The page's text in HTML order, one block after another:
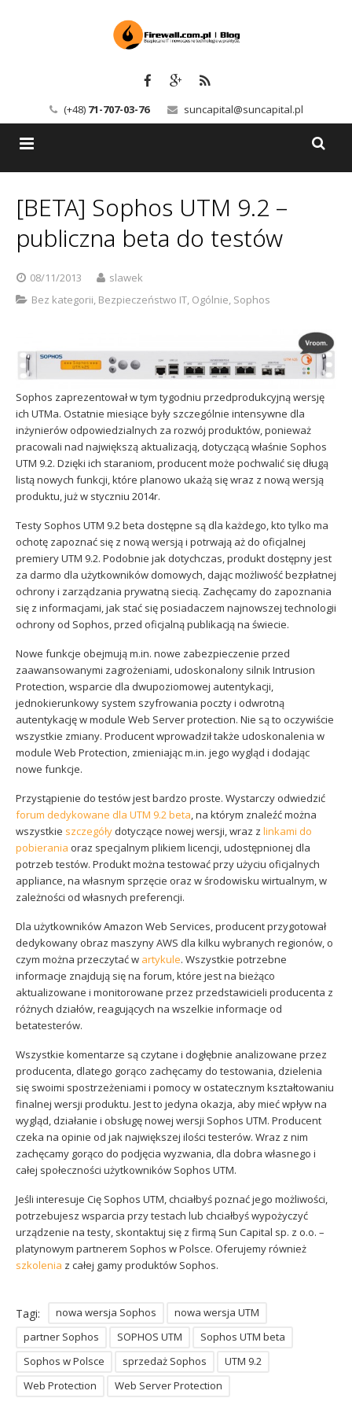
(+48) 71-707-03-76 suncapital@suncapital.pl
Backup-Solutions
Kerio
Sophos
Usługi
Szkolenia
Polityka prywatności
[BETA] Sophos UTM 9.2 –
publiczna beta do testów
08/11/2013
slawek
Bez kategorii, Bezpieczeństwo IT, Ogólnie, Sophos
Sophos zaprezentował w tym tygodniu przedprodukcyjną wersję
ich UTMa. Ostatnie miesiące były szczególnie intensywne dla
inżynierów odpowiedzialnych za rozwój produktów, ponieważ
pracowali nad największą aktualizacją, dotyczącą właśnie Sophos
UTM 9.2. Dzięki ich staraniom, producent może pochwalić się długą
listą nowych funkcji, które planowo ukażą się wraz z nową wersją
produktu, już w styczniu 2014r.
Testy Sophos UTM 9.2 beta dostępne są dla każdego, kto tylko ma
ochotę zapoznać się z nową wersją i potrwają aż do oficjalnej
premiery UTM 9.2. Podobnie jak dotychczas, produkt dostępny jest
za darmo dla użytkowników domowych, dając możliwość bezpłatnej
ochrony i zarządzania prywatną siecią. Zachęcamy do zapoznania
się z informacjami, jak stać się posiadaczem najnowszej technologii
ochrony od Sophos, przed oficjalną publikacją na świecie.
Nowe funkcje obejmują m.in. nowe zabezpieczenie przed
zaawansowanymi zagrożeniami, udoskonalony silnik Intrusion
Protection, wsparcie dla dwupoziomowej autentykacji,
jednokierunkowy system szyfrowania poczty i odwrotną
autentykację w module Web Server protection. Nie są to oczywiście
wszystkie zmiany. Producent wprowadził także udoskonalenia w
module Web Protection, zmieniając m.in. jego wygląd i dodając
nowe funkcje.
Przystąpienie do testów jest bardzo proste. Wystarczy odwiedzić
forum dedykowane dla UTM 9.2 beta, na którym znaleźć można
wszystkie szczegóły dotyczące nowej wersji, wraz z linkami do
pobierania oraz specjalnym plikiem licencji, udostępnionej dla
potrzeb testów. Produkt można testować przy użyciu oficjalnych
appliance, na własnym sprzęcie oraz w środowisku wirtualnym, w
zależności od własnych preferencji.
Dla użytkowników Amazon Web Services, producent przygotował
dedykowany obraz maszyny AWS dla kilku wybranych regionów, o
czym można przeczytać w artykule. Wszystkie potrzebne
informacje znajdują się na forum, które jest na bieżąco
aktualizowane i monitorowane przez przedstawicieli producenta z
różnych działów, reagujących na wszelkie informacje od
betatesterów.
Wszystkie komentarze są czytane i dogłębnie analizowane przez
producenta, dlatego gorąco zachęcamy do testowania, dzielenia
się swoimi spostrzeżeniami i pomocy w ostatecznym kształtowaniu
finalnej wersji produktu. Jest to jedyna okazja, aby mieć wpływ na
wygląd, działanie i obsługę nowej wersji Sophos UTM. Producent
czeka na opinie od jak największej ilości testerów. Wraz z nim
zachęcamy gorąco do podjęcia wyzwania, dla dobra własnego i
całej społeczności użytkowników Sophos UTM.
Jeśli interesuje Cię Sophos UTM, chciałbyś poznać jego możliwości,
potrzebujesz wsparcia przy testach lub chciałbyś wypożyczyć
urządzenie na testy, skontaktuj się z firmą Sun Capital sp. z o.o. –
platynowym partnerem Sophos w Polsce. Oferujemy również
szkolenia z całej gamy produktów Sophos.
Tagi: nowa wersja Sophos
nowa wersja UTM
partner Sophos
SOPHOS UTM
Sophos UTM beta
Sophos w Polsce
sprzedaż Sophos
UTM 9.2
Web Protection
Web Server Protection